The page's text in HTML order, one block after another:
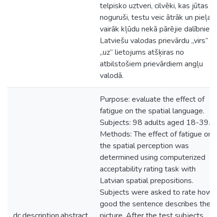
telpisko uztveri, cilvēki, kas jūtas
noguruši, testu veic ātrāk un pieļauj
vairāk kļūdu nekā pārējie dalībnieki.
Latviešu valodas prievārdu „virs”
„uz” lietojums atšķiras no
atbilstošiem prievārdiem angļu
valodā.
Purpose: evaluate the effect of
fatigue on the spatial language.
Subjects: 98 adults aged 18-39.
Methods: The effect of fatigue on
the spatial perception was
determined using computerized
acceptability rating task with
Latvian spatial prepositions.
Subjects were asked to rate how
good the sentence describes the